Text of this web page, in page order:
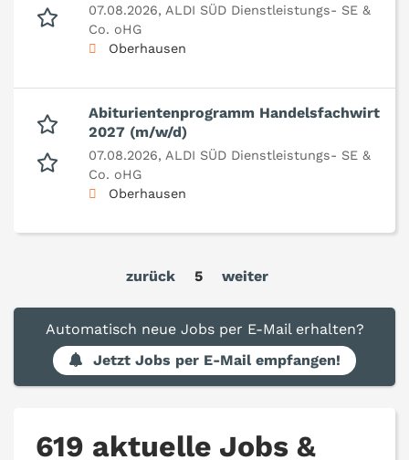
07.08.2026, ALDI SÜD Dienstleistungs- SE &
Co. oHG
Oberhausen
Abiturientenprogramm Handelsfachwirt
2027 (m/w/d)
07.08.2026, ALDI SÜD Dienstleistungs- SE &
Co. oHG
Oberhausen
zurück 5 weiter
Automatisch neue Jobs per E-Mail erhalten?
Jetzt Jobs per E-Mail empfangen!
619 aktuelle Jobs &